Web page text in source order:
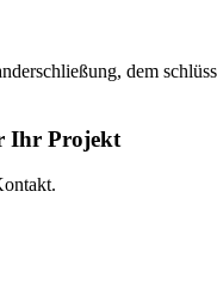
dem
Ihr Projekt